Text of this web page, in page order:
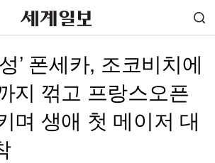
’ 폰세카, 조코비치에
지 꺾고 프랑스오픈
며 생애 첫 메이저 대